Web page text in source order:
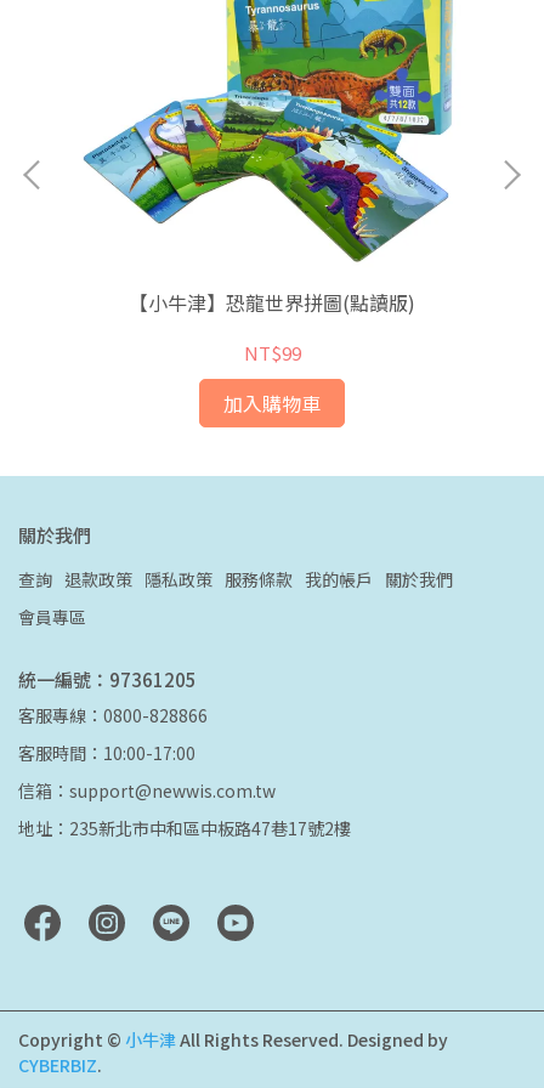
【小牛津】恐龍世界拼圖(點讀版)
NT$99
加入購物車
關於我們
查詢 退款政策 隱私政策 服務條款 我的帳戶
關於我們
會員專區
統一編號：97361205
客服專線：0800-828866
客服時間：10:00-17:00
信箱：support@newwis.com.tw
地址：235新北市中和區中板路47巷17號2樓
Copyright © 小牛津All Rights Reserved. Designed by
CYBERBIZ.